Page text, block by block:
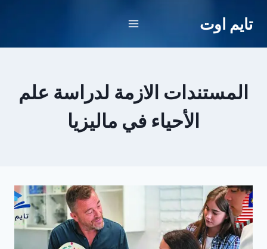
تايم اوت
المستندات الازمة لدراسة علم
الأحياء في ماليزيا